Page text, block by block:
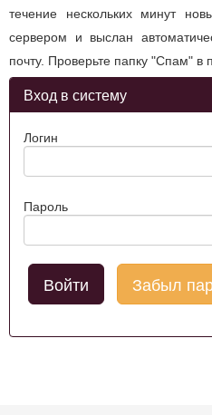
течение нескольких минут
сервером и выслан
почту. Проверьте папку "Спам" в
Вход в систему
Логин
Пароль
Забыл